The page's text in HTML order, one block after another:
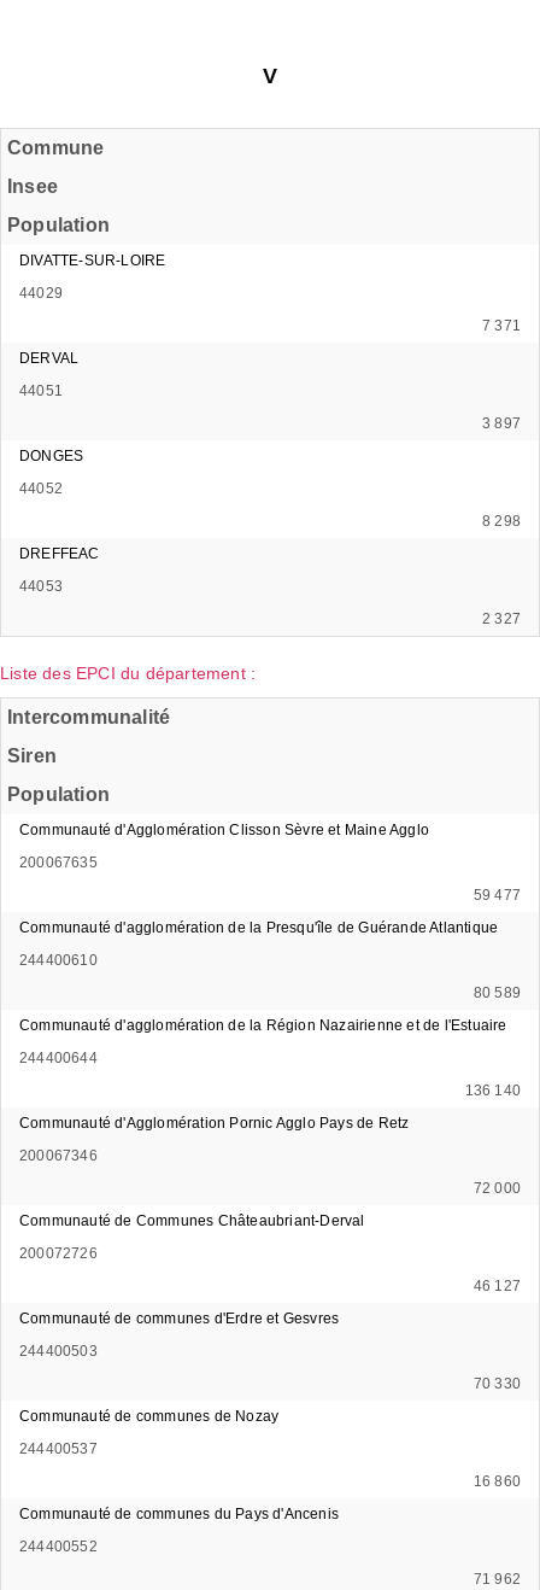
V
Commune
Insee
Population
DIVATTE-SUR-LOIRE
44029
7 371
DERVAL
44051
3 897
DONGES
44052
8 298
DREFFEAC
44053
2 327
Liste des EPCI du département :
Intercommunalité
Siren
Population
Communauté d'Agglomération Clisson Sèvre et Maine Agglo
200067635
59 477
Communauté d'agglomération de la Presqu'île de Guérande Atlantique
244400610
80 589
Communauté d'agglomération de la Région Nazairienne et de l'Estuaire
244400644
136 140
Communauté d'Agglomération Pornic Agglo Pays de Retz
200067346
72 000
Communauté de Communes Châteaubriant-Derval
200072726
46 127
Communauté de communes d'Erdre et Gesvres
244400503
70 330
Communauté de communes de Nozay
244400537
16 860
Communauté de communes du Pays d'Ancenis
244400552
71 962